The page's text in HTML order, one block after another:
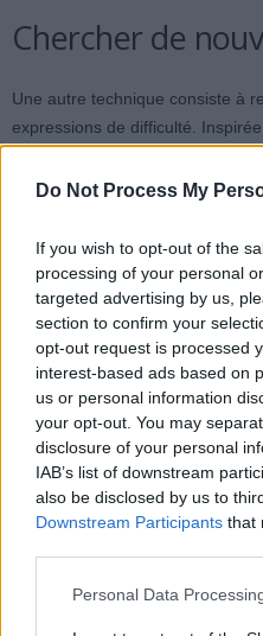
Do Not Process My
If you wish to opt-out of the
processing of your personal
targeted advertising by us,
section to confirm your
opt-out request is processed
interest-based ads based on
us or personal information
your opt-out. You may
disclosure of your personal
IAB’s list of downstream
also be disclosed by us to
Downstream Participants that
Personal Data
Chercher de
Une autre technique consiste à
expressions de difficulté.
la charge émotionnelle d’une
c’est difficile », ce qui laisse une
prochaine.
Ce simple changement permet
généralisation, souvent
pression mentale.
Article précédent
Alzheimer : un traitement